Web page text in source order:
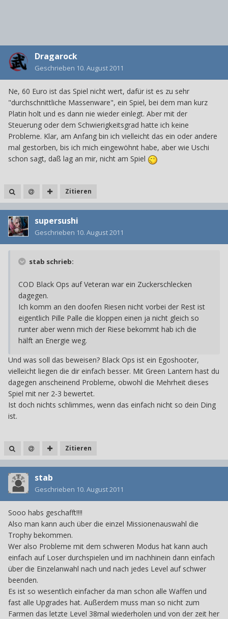
Dragarock
Geschrieben 10. August 2011
Ne, 60 Euro ist das Spiel nicht wert, dafür ist es zu sehr
"durchschnittliche Massenware", ein Spiel, bei dem man kurz
Platin holt und es dann nie wieder einlegt. Aber mit der
Steuerung oder dem Schwierigkeitsgrad hatte ich keine
Probleme. Klar, am Anfang bin ich vielleicht das ein oder andere
mal gestorben, bis ich mich eingewöhnt habe, aber wie Uschi
schon sagt, daß lag an mir, nicht am Spiel
Zitieren
supersushi
Geschrieben 10. August 2011
stab schrieb:
COD Black Ops auf Veteran war ein Zuckerschlecken
dagegen.
Ich komm an den doofen Riesen nicht vorbei der Rest ist
eigentlich Pille Palle die kloppen einen ja nicht gleich so
runter aber wenn mich der Riese bekommt hab ich die
hälft an Energie weg.
Und was soll das beweisen? Black Ops ist ein Egoshooter,
vielleicht liegen die dir einfach besser. Mit Green Lantern hast du
dagegen anscheinend Probleme, obwohl die Mehrheit dieses
Spiel mit ner 2-3 bewertet.
Ist doch nichts schlimmes, wenn das einfach nicht so dein Ding
ist.
Zitieren
stab
Geschrieben 10. August 2011
Sooo habs geschafft!!!!
Also man kann auch über die einzel Missionenauswahl die
Trophy bekommen.
Wer also Probleme mit dem schweren Modus hat kann auch
einfach auf Loser durchspielen und im nachhinein dann einfach
über die Einzelanwahl nach und nach jedes Level auf schwer
beenden.
Es ist so wesentlich einfacher da man schon alle Waffen und
fast alle Upgrades hat. Außerdem muss man so nicht zum
Farmen das letzte Level 38mal wiederholen und von der zeit her